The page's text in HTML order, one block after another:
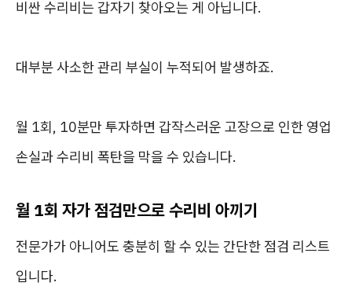
비싼 수리비는 갑자기 찾아오는 게 아닙니다.
대부분 사소한 관리 부실이 누적되어 발생하죠.
월 1회, 10분만 투자하면 갑작스러운 고장으로 인한 영업
손실과 수리비 폭탄을 막을 수 있습니다.
월 1회 자가 점검만으로 수리비 아끼기
전문가가 아니어도 충분히 할 수 있는 간단한 점검 리스트
입니다.